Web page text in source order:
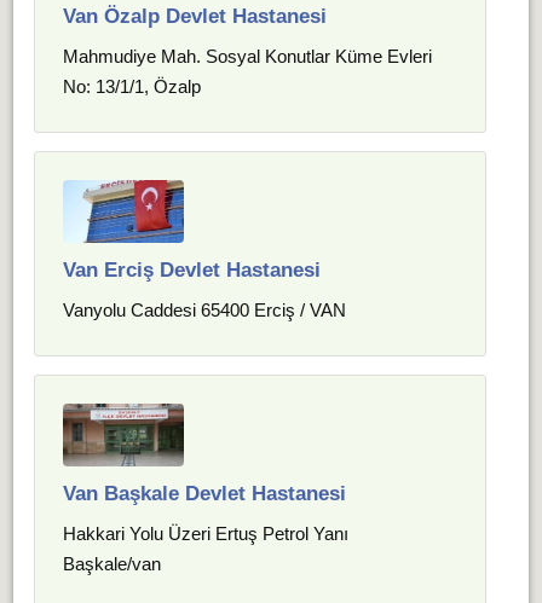
Van Özalp Devlet Hastanesi
Mahmudiye Mah. Sosyal Konutlar Küme Evleri
No: 13/1/1, Özalp
Van Erciş Devlet Hastanesi
Vanyolu Caddesi 65400 Erciş / VAN
Van Başkale Devlet Hastanesi
Hakkari Yolu Üzeri Ertuş Petrol Yanı
Başkale/van